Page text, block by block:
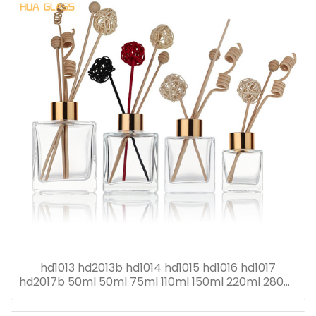
hd1013 hd2013b hd1014 hd1015 hd1016 hd1017
hd2017b 50ml 50ml 75ml 110ml 150ml 220ml 280ml
botella difusora de caña